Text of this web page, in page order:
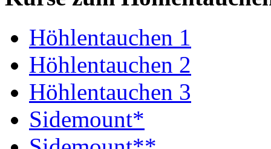
Höhlentauchen 1
Höhlentauchen 2
Höhlentauchen 3
Sidemount*